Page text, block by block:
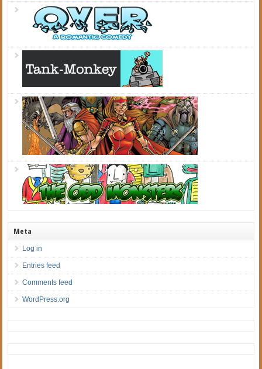
Meta
Log in
Entries feed
Comments feed
WordPress.org